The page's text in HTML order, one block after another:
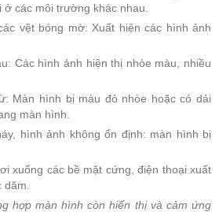
ở các môi trường khác nhau.
vệt bóng mờ: Xuất hiện các hình ảnh
Các hình ảnh hiện thị nhòe màu, nhiều
Màn hình bị màu đỏ nhòe hoặc có dải
màn hình.
hình ảnh không ổn định: màn hình bị
xuống các bề mặt cứng, điện thoại xuất
dăm.
hợp màn hình còn hiển thị và cảm ứng